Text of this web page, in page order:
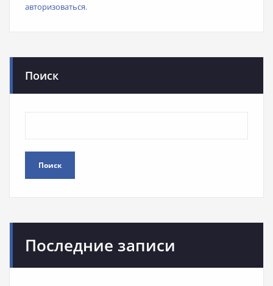
авторизоваться.
Поиск
Поиск
Последние записи